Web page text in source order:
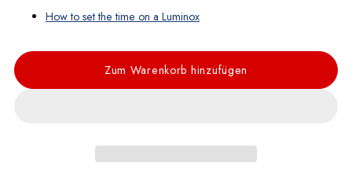
How to set the time on a Luminox
Zum Warenkorb hinzufügen